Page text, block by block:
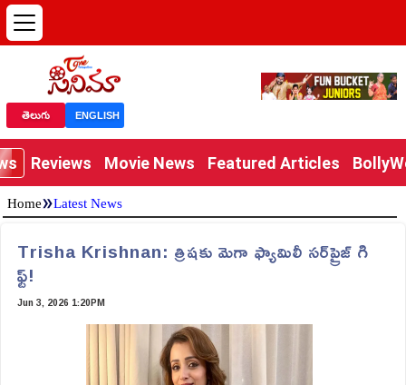
తెలుగు ENGLISH
Reviews Movie News Featured Articles
Home»Latest News
Trisha Krishnan: త్రిషకు మెగా ఫ్యామిలీ సర్‌ప్రైజ్ గి
ఫ్ట్!
Jun 3, 2026 1:20PM